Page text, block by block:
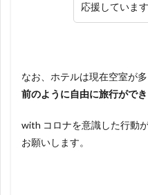
応援しています
なお、ホテルは現在空室が
前のように自由に旅行がで
with コロナを意識した行動
お願いします。